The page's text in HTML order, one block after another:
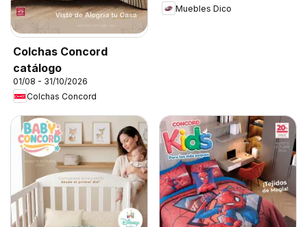
Colchas Concord
catálogo
01/08 - 31/10/2026
Colchas Concord
Muebles Dico